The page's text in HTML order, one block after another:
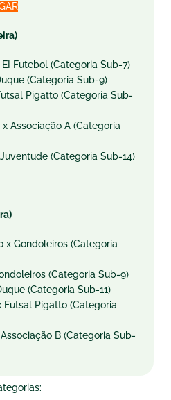
Futebol (Categoria Sub-7)
(Categoria Sub-9)
Pigatto (Categoria Sub-
Associação A (Categoria
(Categoria Sub-14)
x Gondoleiros (Categoria
(Categoria Sub-9)
(Categoria Sub-11)
Futsal Pigatto (Categoria
B (Categoria Sub-